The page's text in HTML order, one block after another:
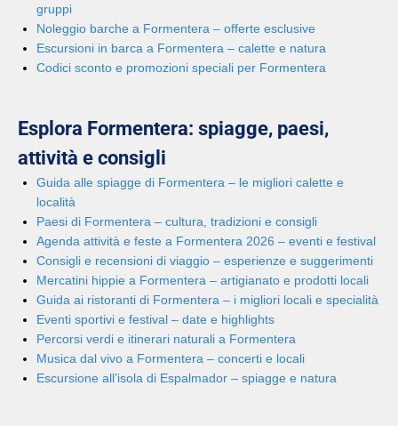
gruppi
Noleggio barche a Formentera – offerte esclusive
Escursioni in barca a Formentera – calette e natura
Codici sconto e promozioni speciali per Formentera
Esplora Formentera: spiagge, paesi,
attività e consigli
Guida alle spiagge di Formentera – le migliori calette e
località
Paesi di Formentera – cultura, tradizioni e consigli
Agenda attività e feste a Formentera 2026 – eventi e festival
Consigli e recensioni di viaggio – esperienze e suggerimenti
Mercatini hippie a Formentera – artigianato e prodotti locali
Guida ai ristoranti di Formentera – i migliori locali e specialità
Eventi sportivi e festival – date e highlights
Percorsi verdi e itinerari naturali a Formentera
Musica dal vivo a Formentera – concerti e locali
Escursione all’isola di Espalmador – spiagge e natura